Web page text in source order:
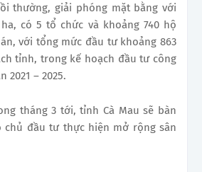
thường, giải phóng mặt bằng với
có 5 tổ chức và khoảng 740 hộ
với tổng mức đầu tư khoảng 863
tỉnh, trong kế hoạch đầu tư công
2021 – 2025.
tháng 3 tới, tỉnh Cà Mau sẽ bàn
chủ đầu tư thực hiện mở rộng sân